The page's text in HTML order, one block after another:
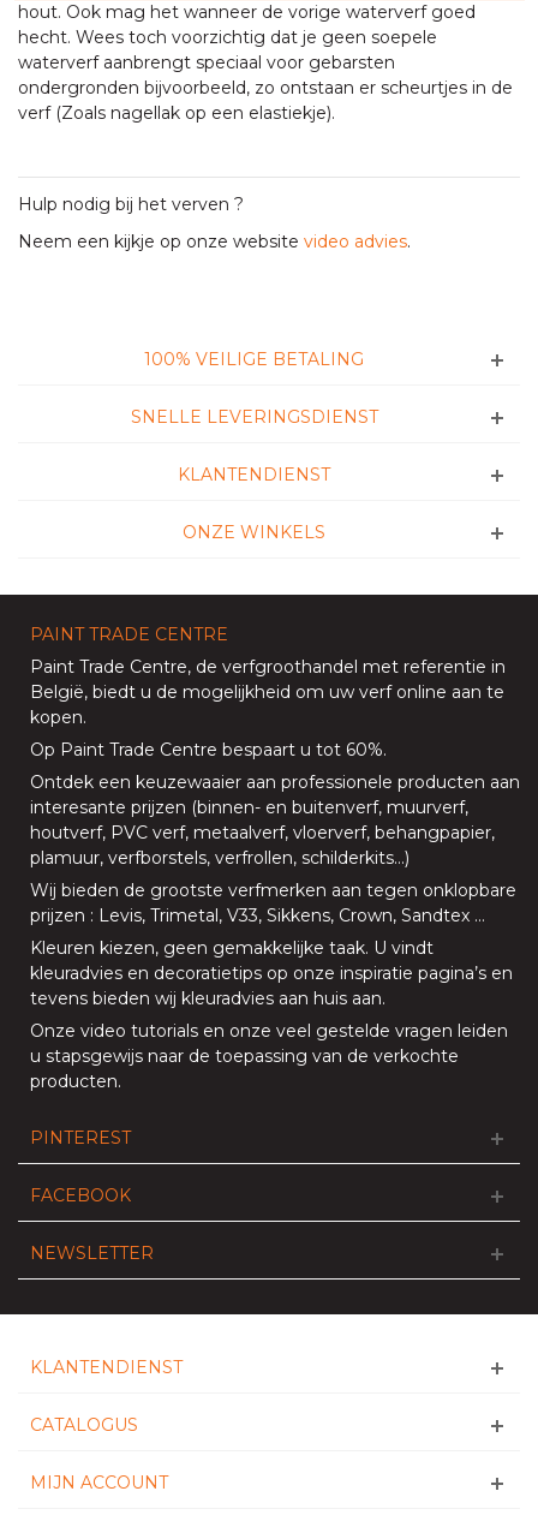
hout. Ook mag het wanneer de vorige waterverf goed
hecht. Wees toch voorzichtig dat je geen soepele
waterverf aanbrengt speciaal voor gebarsten
ondergronden bijvoorbeeld, zo ontstaan er scheurtjes in de
verf (Zoals nagellak op een elastiekje).
Hulp nodig bij het verven ?
Neem een kijkje op onze website video advies.
100% VEILIGE BETALING
SNELLE LEVERINGSDIENST
KLANTENDIENST
ONZE WINKELS
PAINT TRADE CENTRE
Paint Trade Centre, de verfgroothandel met referentie in
België, biedt u de mogelijkheid om uw verf online aan te
kopen.
Op Paint Trade Centre bespaart u tot 60%.
Ontdek een keuzewaaier aan professionele producten aan
interesante prijzen (binnen- en buitenverf, muurverf,
houtverf, PVC verf, metaalverf, vloerverf, behangpapier,
plamuur, verfborstels, verfrollen, schilderkits…)
Wij bieden de grootste verfmerken aan tegen onklopbare
prijzen : Levis, Trimetal, V33, Sikkens, Crown, Sandtex …
Kleuren kiezen, geen gemakkelijke taak. U vindt
kleuradvies en decoratietips op onze inspiratie pagina’s en
tevens bieden wij kleuradvies aan huis aan.
Onze video tutorials en onze veel gestelde vragen leiden
u stapsgewijs naar de toepassing van de verkochte
producten.
PINTEREST
FACEBOOK
NEWSLETTER
KLANTENDIENST
CATALOGUS
MIJN ACCOUNT